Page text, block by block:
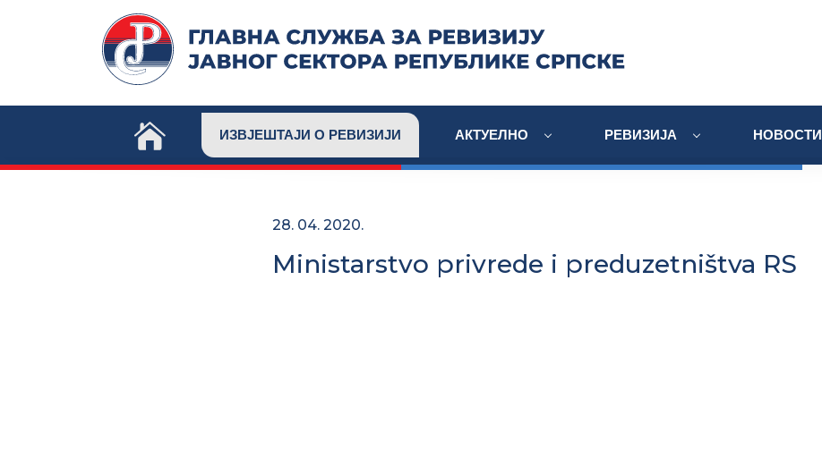
ИЗВЈЕШТАЈИ О РЕВИЗИЈИ АКТУЕЛНО РЕВИЗИЈА НОВОСТИ
28. 04. 2020.
Ministarstvo privrede i preduzetništva RS